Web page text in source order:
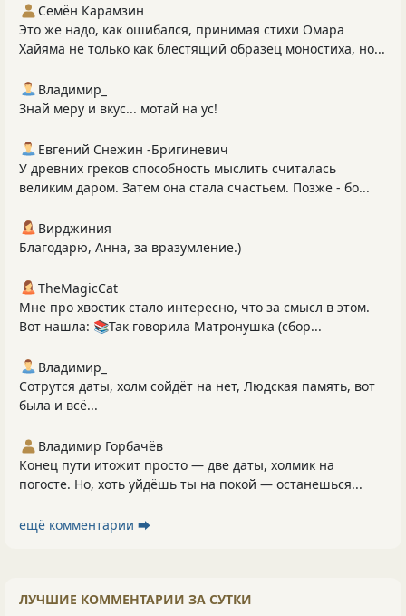
Семён Карамзин
Это же надо, как ошибался, принимая стихи Омара
Хайяма не только как блестящий образец моностиха, но...
Владимир_
Знай меру и вкус... мотай на ус!
Евгений Снежин -Бригиневич
У древних греков способность мыслить считалась
великим даром. Затем она стала счастьем. Позже - бо...
Вирджиния
Благодарю, Анна, за вразумление.)
TheMagicCat
Мне про хвостик стало интересно, что за смысл в этом.
Вот нашла: 📚Так говорила Матронушка (сбор...
Владимир_
Сотрутся даты, холм сойдёт на нет, Людская память, вот
была и всё...
Владимир Горбачёв
Конец пути итожит просто — две даты, холмик на
погосте. Но, хоть уйдёшь ты на покой — останешься...
ещё комментарии ⮕
ЛУЧШИЕ КОММЕНТАРИИ ЗА СУТКИ